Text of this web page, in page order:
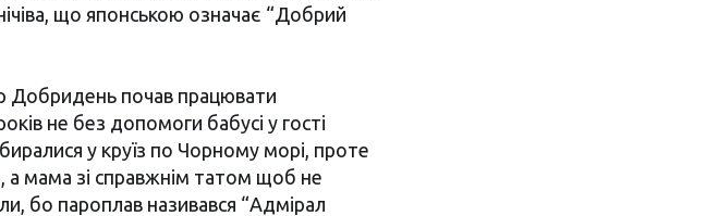
що японською означає “Добрий
Добридень почав працювати
не без допомоги бабусі у гості
у круїз по Чорному морі, проте
а мама зі справжнім татом щоб не
бо пароплав називався “Адмірал